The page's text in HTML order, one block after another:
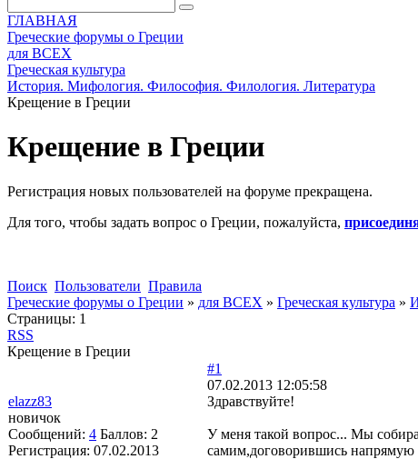
ГЛАВНАЯ
Греческие форумы о Греции
для ВСЕХ
Греческая культура
История. Мифология. Философия. Филология. Литература
Крещение в Греции
Крещение в Греции
Регистрация новых пользователей на форуме прекращена.
Для того, чтобы задать вопрос о Греции, пожалуйста,
Поиск Пользователи Правила
Греческие форумы о Греции » для ВСЕХ » Греческая культура »
Страницы: 1
RSS
Крещение в Греции
elazz83
новичок
Сообщений: 4 Баллов: 2
Регистрация: 07.02.2013
#1
07.02.2013 12:05:58
Здравствуйте!
У меня такой вопрос... Мы
самим,договорившись напрямую